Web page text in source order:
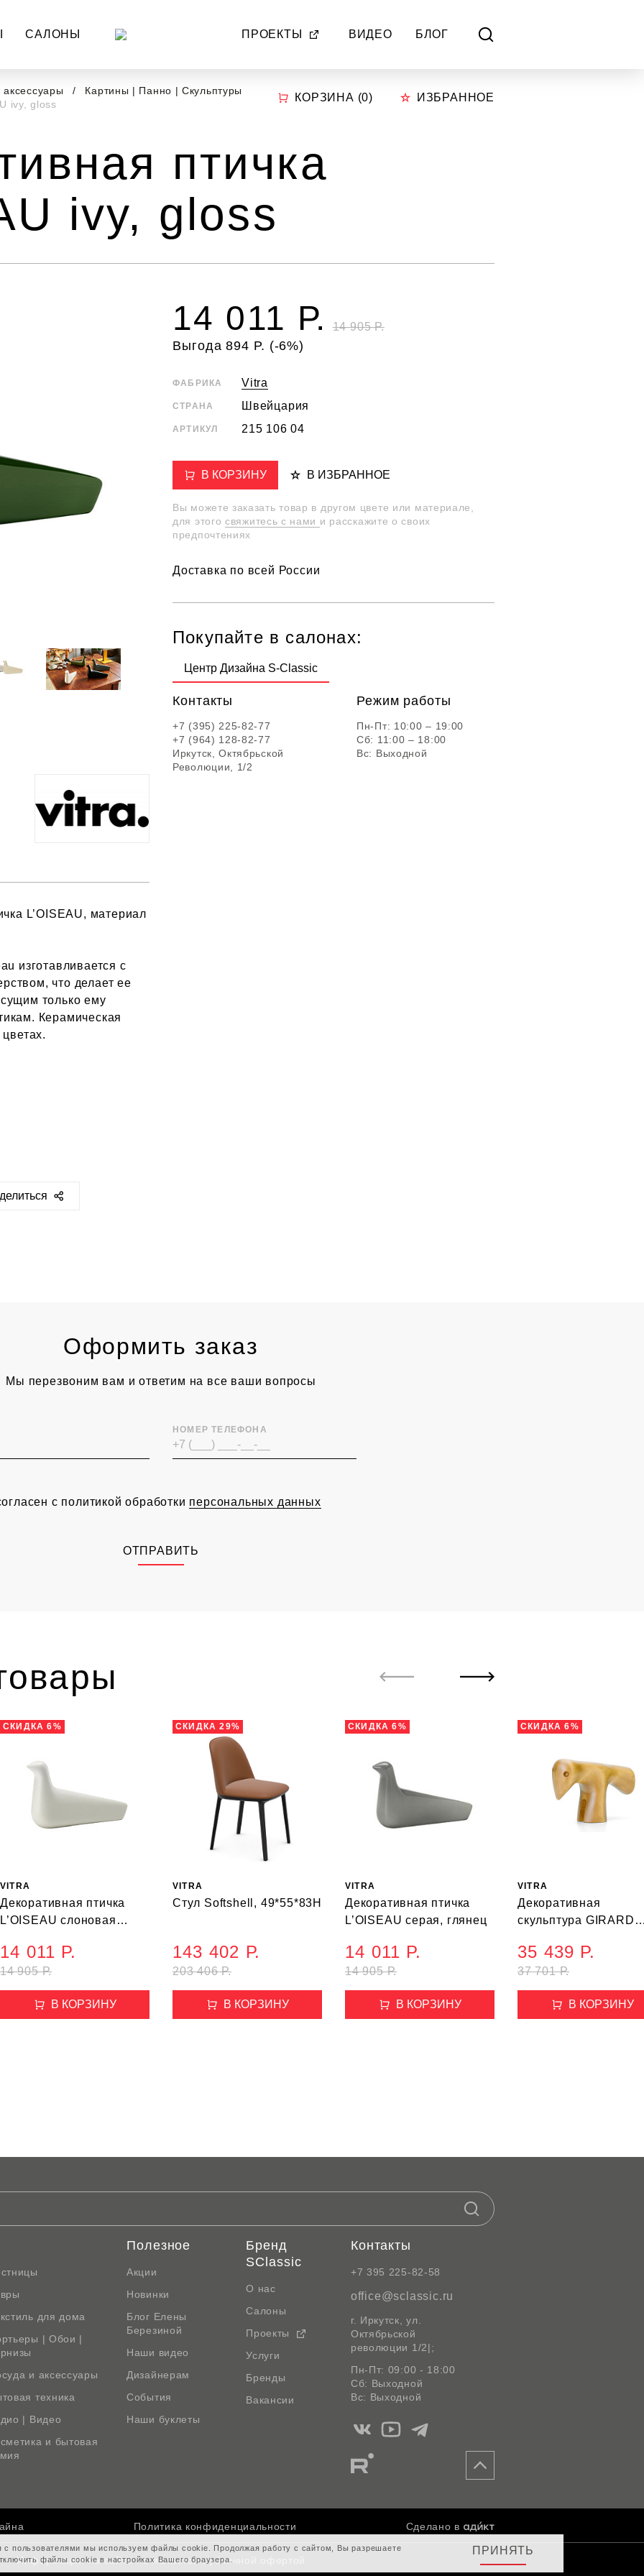
САЛОНЫ ПРОЕКТЫ ВИДЕО БЛОГ
Картины | Панно | Скульптуры
ivy, gloss
КОРЗИНА (0) ИЗБРАННОЕ
птичка
ivy, gloss
L’OISEAU, материал
изготавливается с
что делает ее
только ему
Керамическая
14 905 Р.
14 011 Р.
Выгода 894 Р. (-6%)
ФАБРИКА Vitra
СТРАНА Швейцария
АРТИКУЛ 215 106 04
В КОРЗИНУ В ИЗБРАННОЕ
Вы можете заказать товар в другом цвете или материале,
для этого свяжитесь с нами и расскажите о своих
предпочтениях
Доставка по всей России
Покупайте в салонах:
Центр Дизайна S-Classic
Контакты
+7 (395) 225-82-77
+7 (964) 128-82-77
Иркутск, Октябрьской
Революции, 1/2
Режим работы
Пн-Пт: 10:00 – 19:00
Сб: 11:00 – 18:00
Вс: Выходной
sclassic.ru/catalog/posuda/kartiny/22416/
Оформить заказ
Мы перезвоним вам и ответим на все ваши вопросы
НОМЕР ТЕЛЕФОНА
с политикой обработки персональных данных
ОТПРАВИТЬ
СКИДКА 6%
VITRA
Декоративная птичка
L’OISEAU слоновая
14 905 Р.
14 011 Р.
В КОРЗИНУ
СКИДКА 29%
VITRA
Стул Softshell, 49*55*83H
203 406 Р.
143 402 Р.
В КОРЗИНУ
СКИДКА 6%
VITRA
Декоративная птичка
L’OISEAU серая, глянец
14 905 Р.
14 011 Р.
В КОРЗИНУ
СКИДКА 6%
VITRA
Декоративная
скульптура GIRARD
37 701 Р.
35 439 Р.
В КОРЗИНУ
для дома
| Обои |
и аксессуары
техника
| Видео
и бытовая
Полезное
Акции
Новинки
Блог Елены
Березиной
Наши видео
Дизайнерам
События
Наши буклеты
Бренд
SClassic
О нас
Салоны
Проекты
Услуги
Бренды
Вакансии
Контакты
+7 395 225-82-58
office@sclassic.ru
г. Иркутск, ул.
Октябрьской
революции 1/2|;
Пн-Пт: 09:00 - 18:00
Сб: Выходной
Вс: Выходной
Мы
Вконтакте
Мы
Мы
Мы
Политика конфиденциальности Сделано в
Информация на сайте не является публичной офертой
с пользователями мы используем файлы cookie. Продолжая работу с сайтом, Вы разрешаете
файлы cookie в настройках Вашего браузера.
ПРИНЯТЬ